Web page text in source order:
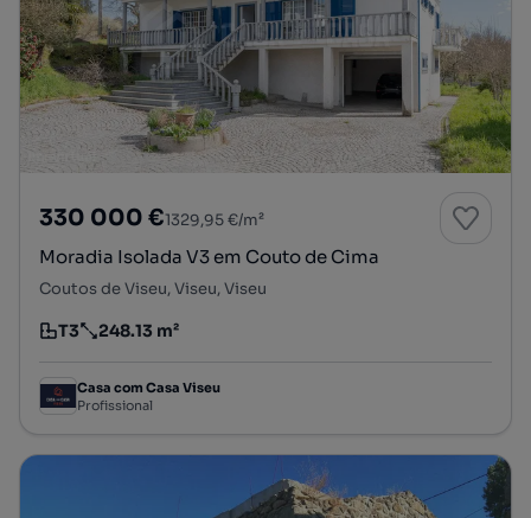
330 000 €1329,95 €/m²
Moradia Isolada V3 em Couto de Cima
Coutos de Viseu, Viseu, Viseu
Tipologia
T3
Preço por metro quadrado
248.13 m²
Casa com Casa Viseu
Profissional